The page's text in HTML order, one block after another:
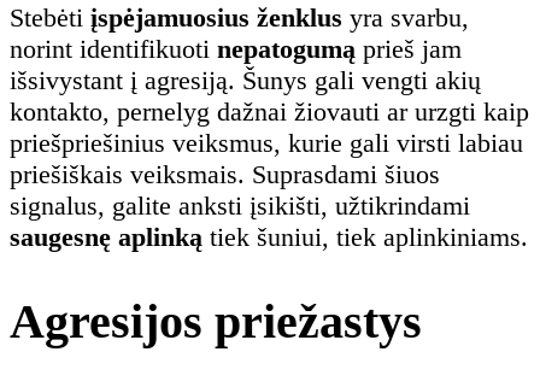
Stebėti įspėjamuosius ženklus yra svarbu,
norint identifikuoti nepatogumą prieš jam
išsivystant į agresiją. Šunys gali vengti akių
kontakto, pernelyg dažnai žiovauti ar urzgti kaip
priešpriešinius veiksmus, kurie gali virsti labiau
priešiškais veiksmais. Suprasdami šiuos
signalus, galite anksti įsikišti, užtikrindami
saugesnę aplinką tiek šuniui, tiek aplinkiniams.
Agresijos priežastys